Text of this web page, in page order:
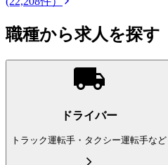
職種から求人を探す
ドライバー
トラック運転手・タクシー運転手など